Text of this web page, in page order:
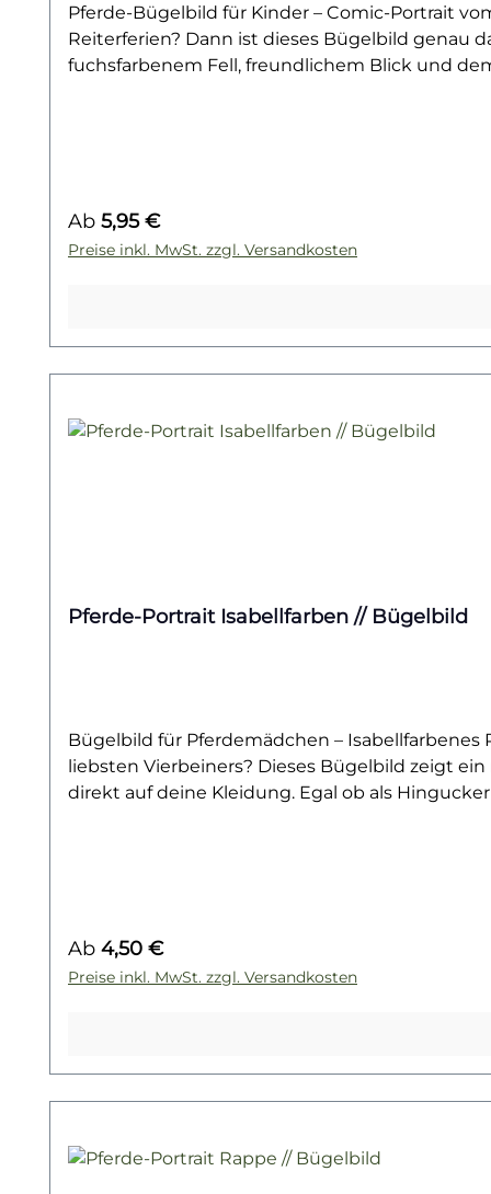
Pferde-Bügelbild für Kinder – Comic-Portrait
Reiterferien? Dann ist dieses Bügelbild genau
fuchsfarbenem Fell, freundlichem Blick und
wirf einen Blick auf unsere Pferde-Kollektion –
Regulärer Preis:
Ab 5,95 €
Preise inkl. MwSt. zzgl. Versandkosten
Pferde-Portrait Isabellfarben // Bügelbild
Bügelbild für Pferdemädchen –
liebsten Vierbeiners? Dieses Bügelbild zeigt
direkt auf deine Kleidung. Egal ob als
unsere Pferde-Kollektion – und finde dein
Regulärer Preis:
Ab 4,50 €
Preise inkl. MwSt. zzgl. Versandkosten